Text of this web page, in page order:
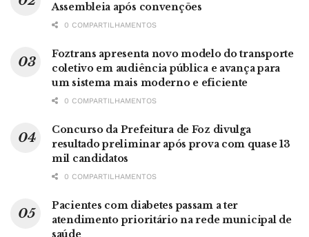
Assembleia após convenções
0 COMPARTILHAMENTOS
Foztrans apresenta novo modelo do transporte
coletivo em audiência pública e avança para
um sistema mais moderno e eficiente
0 COMPARTILHAMENTOS
Concurso da Prefeitura de Foz divulga
resultado preliminar após prova com quase 13
mil candidatos
0 COMPARTILHAMENTOS
Pacientes com diabetes passam a ter
atendimento prioritário na rede municipal de
saúde